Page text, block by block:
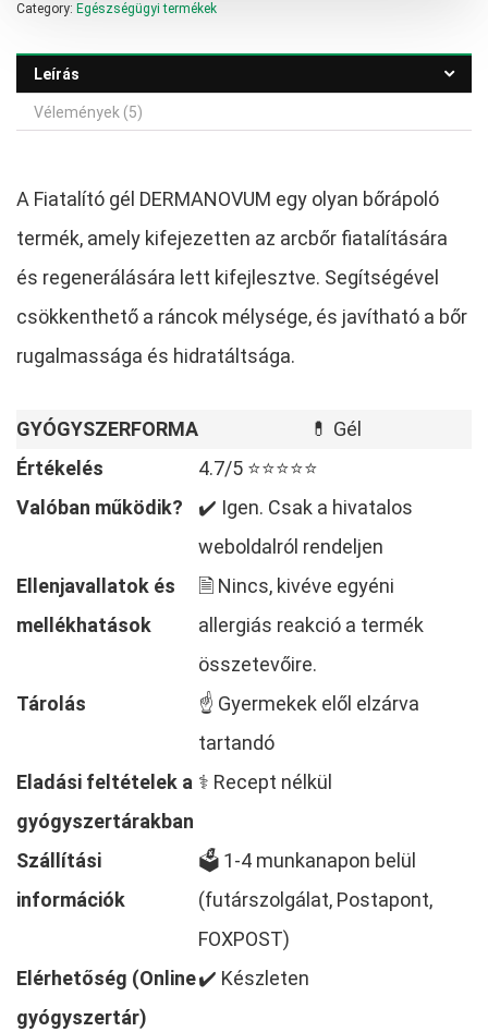
Category: Egészségügyi termékek
Leírás
Vélemények (5)
A Fiatalító gél DERMANOVUM egy olyan bőrápoló
termék, amely kifejezetten az arcbőr fiatalítására
és regenerálására lett kifejlesztve. Segítségével
csökkenthető a ráncok mélysége, és javítható a bőr
rugalmassága és hidratáltsága.
GYÓGYSZERFORMA
💊 Gél
Értékelés
4.7/5 ⭐⭐⭐⭐⭐
Valóban működik?
✔️ Igen. Csak a hivatalos
weboldalról rendeljen
Ellenjavallatok és
mellékhatások
🗎 Nincs, kivéve egyéni
allergiás reakció a termék
összetevőire.
Tárolás
☝ Gyermekek elől elzárva
tartandó
Eladási feltételek a
gyógyszertárakban
⚕️ Recept nélkül
Szállítási
információk
🗳️ 1-4 munkanapon belül
(futárszolgálat, Postapont,
FOXPOST)
Elérhetőség (Online
gyógyszertár)
✔️ Készleten